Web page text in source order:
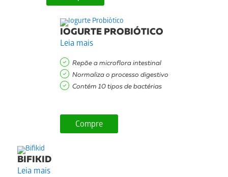
IOGURTE PROBIÓTICO
Leia mais
Repõe a microflora intestinal
Normaliza o processo digestivo
Contém 10 tipos de bactérias
Compre
BIFIKID
Leia mais